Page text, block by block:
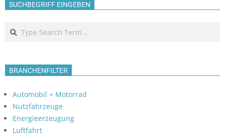
SUCHBEGRIFF EINGEBEN
Search
BRANCHENFILTER
Automobil + Motorrad
Nutzfahrzeuge
Energieerzeugung
Luftfahrt